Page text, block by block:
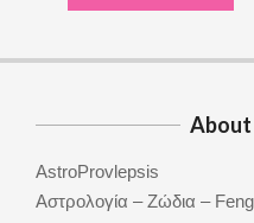
was:
is:
About
AstroProvlepsis
Αστρολογία – Ζώδια –